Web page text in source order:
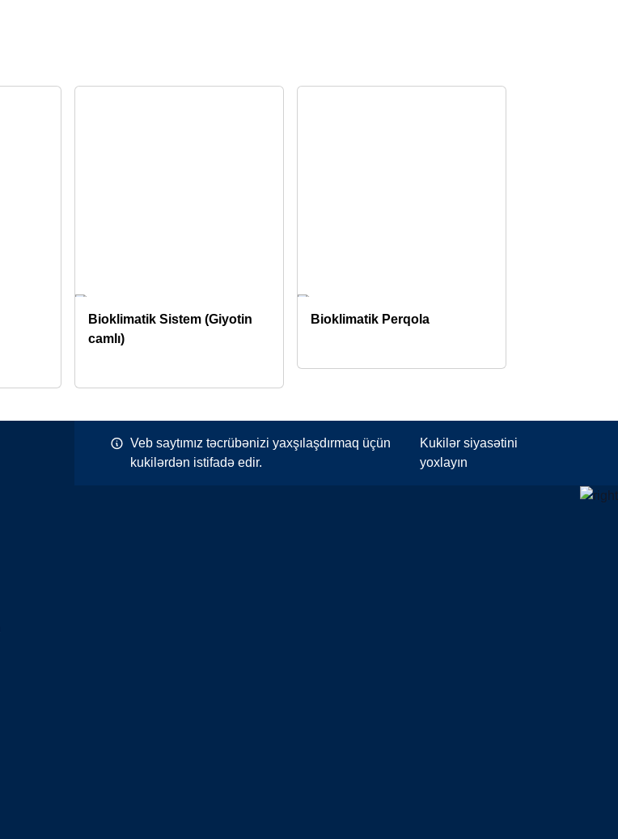
Bioklimatik Sistem (Giyotin
camlı)
Bioklimatik Perqola
Veb saytımız təcrübənizi yaxşılaşdırmaq üçün
kukilərdən istifadə edir.
Kukilər siyasətini
yoxlayın